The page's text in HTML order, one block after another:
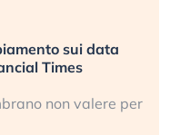
sui data
Times
non valere per